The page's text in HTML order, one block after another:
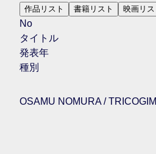
作品リスト 書籍リスト 映画リス
No
タイトル
発表年
種別
OSAMU NOMURA /